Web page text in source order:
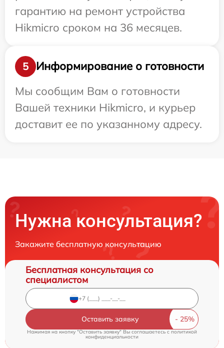
гарантию на ремонт устройства
Hikmicro сроком на 36 месяцев.
5
Информирование о готовности
Мы сообщим Вам о готовности
Вашей техники Hikmicro, и курьер
доставит ее по указанному адресу.
Нужна консультация?
Закажите бесплатную консультацию
Бесплатная консультация со
специалистом
Оставить заявку
Нажимая на кнопку "Оставить заявку" Вы соглашаетесь cполитикой
конфиденциальности